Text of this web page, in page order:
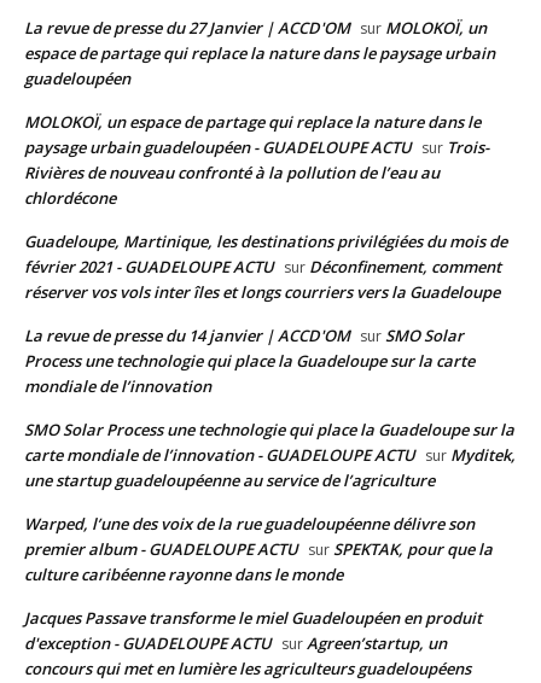
La revue de presse du 27 Janvier | ACCD'OM sur MOLOKOÏ, un
espace de partage qui replace la nature dans le paysage urbain
guadeloupéen
MOLOKOÏ, un espace de partage qui replace la nature dans le
paysage urbain guadeloupéen - GUADELOUPE ACTU sur Trois-
Rivières de nouveau confronté à la pollution de l’eau au
chlordécone
Guadeloupe, Martinique, les destinations privilégiées du mois de
février 2021 - GUADELOUPE ACTU sur Déconfinement, comment
réserver vos vols inter îles et longs courriers vers la Guadeloupe
La revue de presse du 14 janvier | ACCD'OM surSMO Solar
Process une technologie qui place la Guadeloupe sur la carte
mondiale de l’innovation
SMO Solar Process une technologie qui place la Guadeloupe sur la
carte mondiale de l’innovation - GUADELOUPE ACTU sur Myditek,
une startup guadeloupéenne au service de l’agriculture
Warped, l’une des voix de la rue guadeloupéenne délivre son
premier album - GUADELOUPE ACTU surSPEKTAK, pour que la
culture caribéenne rayonne dans le monde
Jacques Passave transforme le miel Guadeloupéen en produit
d'exception - GUADELOUPE ACTU surAgreen’startup, un
concours qui met en lumière les agriculteurs guadeloupéens